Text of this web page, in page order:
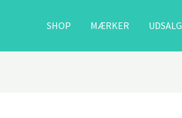
SHOP MÆRKER UDSALG